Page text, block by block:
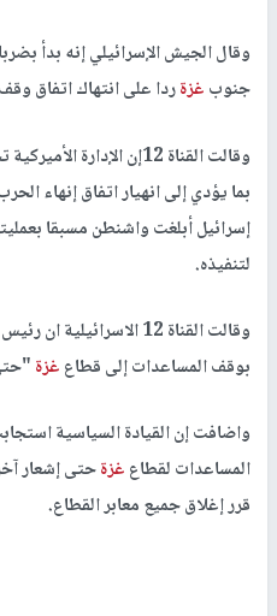
وقال الجيش الإسرائيلي إنه بدأ
جنوبغزةردا على انتهاك اتفاق
وقالت القناة 12إن الإدارة الأميركية تحاول منع تدهور الأحداث في
بما يؤدي إلى انهيار اتفاق إنهاء
إسرائيل أبلغت واشنطن مسبقا
لتنفيذه.
وقالت القناة 12
بوقف المساعدات إلى قطاعغزة
واضافت إن القيادة السياسية
المساعدات لقطاعغزةحتى إشعار
قرر إغلاق جميع معابر القطاع.